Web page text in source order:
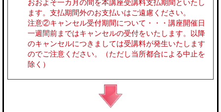
おおよそ一カ月の間を本講座受講料支払期間といたし
ます。支払期間外のお支払いはご遠慮ください。
注意②キャンセル受付期間について・・・講座開催日
一週間前まではキャンセルの受付をいたします。以降
のキャンセルにつきましては受講料が発生いたします
のでご注意ください。（ただし当所都合による中止を
除く）